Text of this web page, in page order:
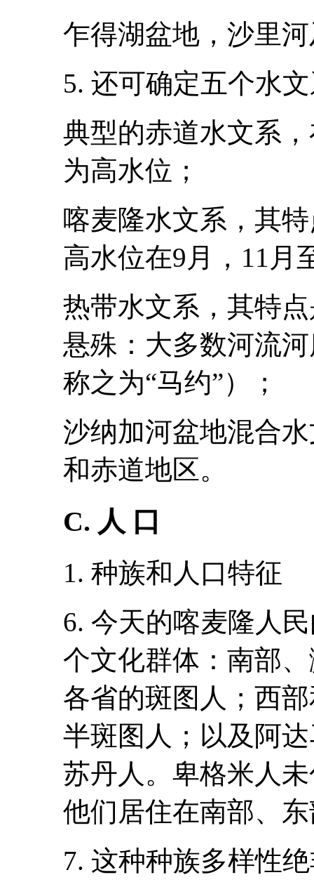
乍得湖盆地，沙里
5. 还可确定五个水
典型的赤道水文系
为高水位；
喀麦隆水文系，其
高水位在9月，11月
热带水文系，其特
悬殊：大多数河流
称之为“马约”）；
沙纳加河盆地混合
和赤道地区。
C. 人 口
1. 种族和人口特征
6. 今天的喀麦隆人
个文化群体：南部
各省的斑图人；西
半斑图人；以及阿
苏丹人。卑格米人
他们居住在南部、
7. 这种种族多样性